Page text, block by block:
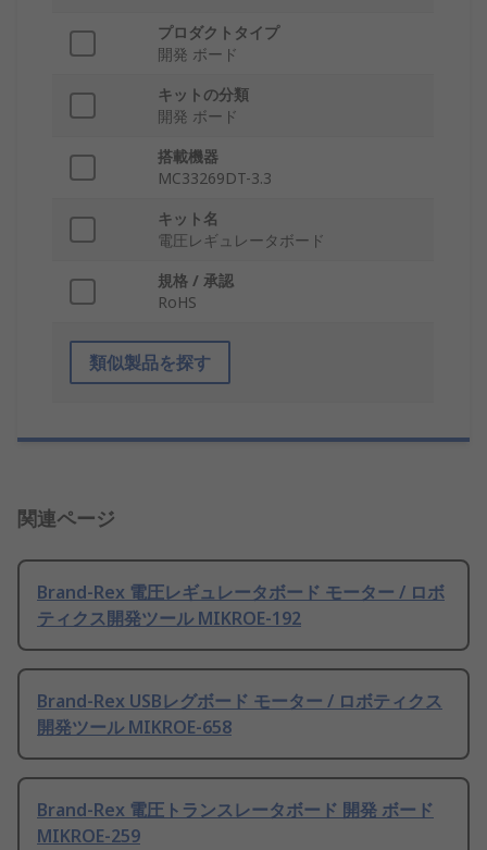
プロダクトタイプ
開発 ボード
キットの分類
開発 ボード
搭載機器
MC33269DT-3.3
キット名
電圧レギュレータボード
規格 / 承認
RoHS
類似製品を探す
関連ページ
Brand-Rex 電圧レギュレータボード モーター / ロボ
ティクス開発ツール MIKROE-192
Brand-Rex USBレグボード モーター / ロボティクス
開発ツール MIKROE-658
Brand-Rex 電圧トランスレータボード 開発 ボード
MIKROE-259